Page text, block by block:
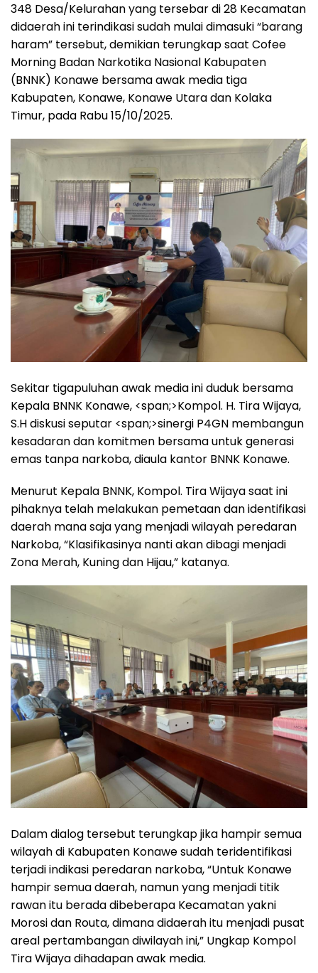
348 Desa/Kelurahan yang tersebar di 28 Kecamatan
didaerah ini terindikasi sudah mulai dimasuki “barang
haram” tersebut, demikian terungkap saat Cofee
Morning Badan Narkotika Nasional Kabupaten
(BNNK) Konawe bersama awak media tiga
Kabupaten, Konawe, Konawe Utara dan Kolaka
Timur, pada Rabu 15/10/2025.
Sekitar tigapuluhan awak media ini duduk bersama
Kepala BNNK Konawe, <span;>Kompol. H. Tira Wijaya,
S.H diskusi seputar <span;>sinergi P4GN membangun
kesadaran dan komitmen bersama untuk generasi
emas tanpa narkoba, diaula kantor BNNK Konawe.
Menurut Kepala BNNK, Kompol. Tira Wijaya saat ini
pihaknya telah melakukan pemetaan dan identifikasi
daerah mana saja yang menjadi wilayah peredaran
Narkoba, “Klasifikasinya nanti akan dibagi menjadi
Zona Merah, Kuning dan Hijau,” katanya.
Dalam dialog tersebut terungkap jika hampir semua
wilayah di Kabupaten Konawe sudah teridentifikasi
terjadi indikasi peredaran narkoba, “Untuk Konawe
hampir semua daerah, namun yang menjadi titik
rawan itu berada dibeberapa Kecamatan yakni
Morosi dan Routa, dimana didaerah itu menjadi pusat
areal pertambangan diwilayah ini,” Ungkap Kompol
Tira Wijaya dihadapan awak media.